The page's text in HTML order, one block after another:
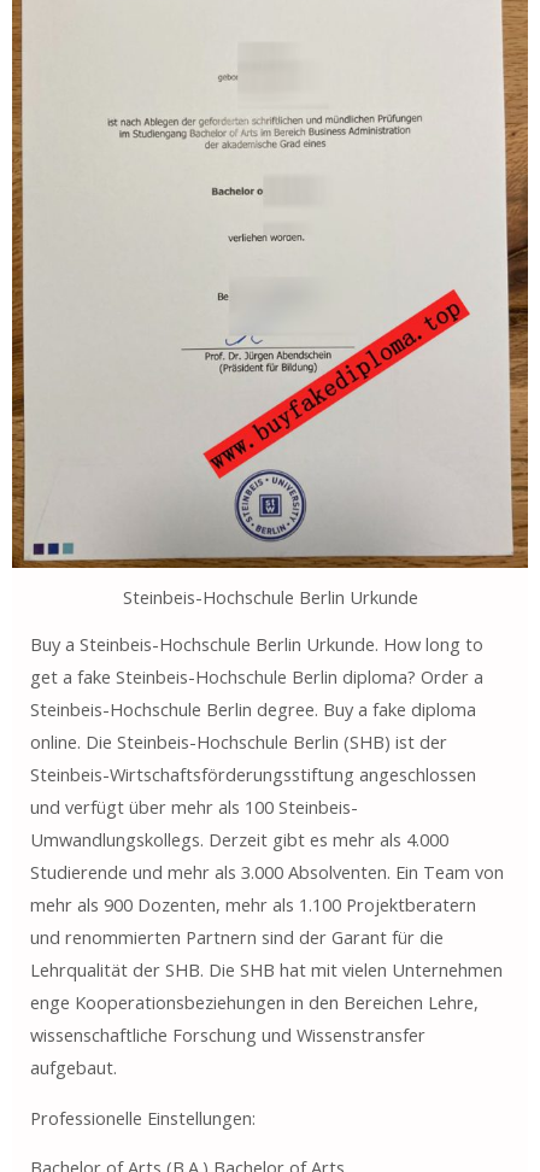
Steinbeis-Hochschule Berlin Urkunde
Buy a Steinbeis-Hochschule Berlin Urkunde. How long to
get a fake Steinbeis-Hochschule Berlin diploma? Order a
Steinbeis-Hochschule Berlin degree. Buy a fake diploma
online. Die Steinbeis-Hochschule Berlin (SHB) ist der
Steinbeis-Wirtschaftsförderungsstiftung angeschlossen
und verfügt über mehr als 100 Steinbeis-
Umwandlungskollegs. Derzeit gibt es mehr als 4.000
Studierende und mehr als 3.000 Absolventen. Ein Team von
mehr als 900 Dozenten, mehr als 1.100 Projektberatern
und renommierten Partnern sind der Garant für die
Lehrqualität der SHB. Die SHB hat mit vielen Unternehmen
enge Kooperationsbeziehungen in den Bereichen Lehre,
wissenschaftliche Forschung und Wissenstransfer
aufgebaut.
​Professionelle Einstellungen: